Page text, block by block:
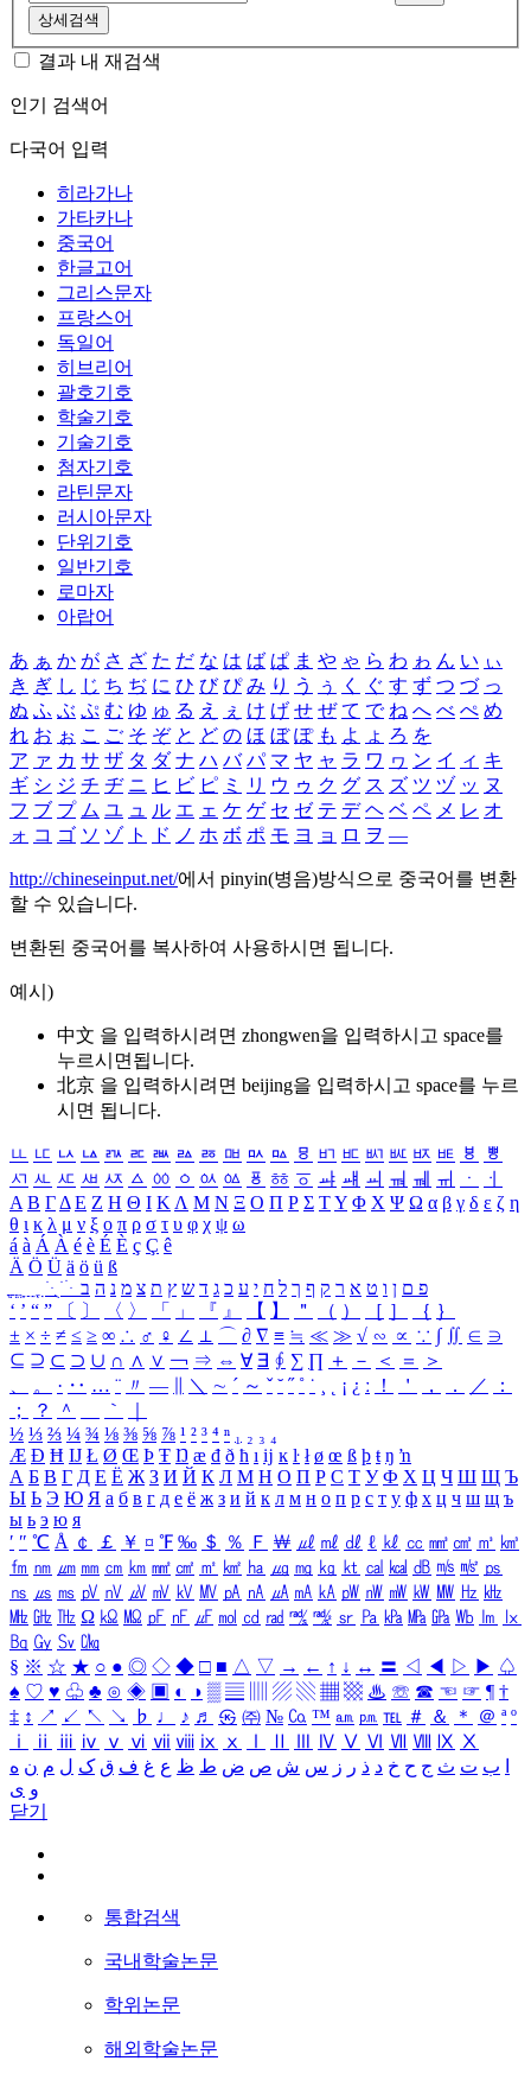
상세검색
결과 내 재검색
인기 검색어
다국어 입력
히라가나
가타카나
중국어
한글고어
그리스문자
프랑스어
독일어
히브리어
괄호기호
학술기호
기술기호
첨자기호
라틴문자
러시아문자
단위기호
일반기호
로마자
아랍어
あ ぁ か が さ ざ た だ な は ば ぱ ま や ゃ ら わ ゎ ん い ぃ
き ぎ し じ ち ぢ に ひ び ぴ み り う ぅ く ぐ す ず つ づ っ
ぬ ふ ぶ ぷ む ゆ ゅ る え ぇ け げ せ ぜ て で ね へ べ ぺ め
れ お ぉ こ ご そ ぞ と ど の ほ ぼ ぽ も よ ょ ろ を
ア ァ カ サ ザ タ ダ ナ ハ バ パ マ ヤ ャ ラ ワ ヮ ン イ ィ キ
ギ シ ジ チ ヂ ニ ヒ ビ ピ ミ リ ウ ゥ ク グ ス ズ ツ ヅ ッ ヌ
フ ブ プ ム ユ ュ ル エ ェ ケ ゲ セ ゼ テ デ ヘ ベ ペ メ レ オ
ォ コ ゴ ソ ゾ ト ド ノ ホ ボ ポ モ ヨ ョ ロ ヲ ―
http://chineseinput.net/에서 pinyin(병음)방식으로 중국어를 변환
할 수 있습니다.
변환된 중국어를 복사하여 사용하시면 됩니다.
예시)
中文 을 입력하시려면 zhongwen을 입력하시고 space를
누르시면됩니다.
北京 을 입력하시려면 beijing을 입력하시고 space를 누르
시면 됩니다.
ㅥ ㅦ ㅧ ㅨ ㅩ ㅪ ㅫ ㅬ ㅭ ㅮ ㅯ ㅰ ㅱ ㅲ ㅳ ㅴ ㅵ ㅶ ㅷ ㅸ
ㅹ
ㅺ ㅻ ㅼ ㅽ ㅾ ㅿ ㆀ ㆁ ㆂ ㆃ ㆄ ㆅ ㆆ ㆇ ㆈ ㆉ ㆊ ㆋ ㆌ ㆍ
ㆎ
Α Β ΓΔ Ε Ζ Η Θ Ι ΚΛ Μ Ν Ξ Ο Π Ρ Σ ΤΥ Φ Χ Ψ Ω α β γ δ ε ζ η
θ ι κ λ μ ν ξ ο π ρ σ τ υ φ χ ψ ω
á à Á À é è É È ç Ç ê
Ä Ö Ü ä ö ü ß
ִֶֹ ֻּ ׁׂ פ ם ן ו ט א ר ק ף ך ל ח י ע כ ג ד ש ץ ת צ מ נ ה ב
‘ ’ “ ” 〔 〕 〈 〉 「 」 『 』 【 】 ＂ （ ） ［ ］ ｛ ｝
± × ÷ ≠ ≤ ≥ ∞ ∴ ♂ ♀ ∠ ⊥ ⌒ ∂ ∇ ≡ ≒ ≪ ≫ √ ∽ ∝ ∵ ∫ ∬ ∈ ∋
⊆ ⊇ ⊂ ⊃ ∪ ∩ ∧ ∨ ￢ ⇒ ⇔ ∀ ∃ ∮ ∑ ∏ ＋ － ＜ ＝
＞
、
。 · ‥ … ¨ 〃 ― ＼ ∼ ´ ～ ˇ ˘ ˝ ˚ ˙ ¸ ¡ ¿ ː ！ ＇ ， ． ／
：
；
？ ＾ ｀
½ ⅓ ⅔ ¼ ¾ ⅛ ⅜ ⅝ ⅞ ¹ ² ³ ⁴ ⁿ ₁ ₂ ₃ ₄
Æ Ð Ħ Ĳ Ł Ø Œ Þ Ŧ Ŋ æ đ ð ħ ı ĳ ĸ ŀ ł ø œ ß þ ŧ ŋ ŉ
А Б В Г Д Е Ё Ж З И Й К Л М Н О П Р С Т У Ф Х Ц Ч Ш Щ Ъ
Ы Ь Э Ю Я а б в г д е ё ж з и й к л м н о п р с т у ф х ц ч ш щ ъ
ы ь э ю я
′ ″ ℃ Å ￠ ￡ ￥ ¤ ℉ ‰ ＄ ％ Ｆ ￦ ㎕ ㎖ ㎗ ℓ ㎘ ㏄ ㎣ ㎤ ㎥ ㎦
㎙ ㎚ ㎛ ㎜ ㎝ ㎞ ㎟ ㎠ ㎡ ㎢ ㏊ ㎍ ㎎ ㎏ ㏏ ㎈ ㎉ ㏈ ㎧ ㎨ ㎰
㎱ ㎲ ㎳ ㎴ ㎵ ㎶ ㎷ ㎸ ㎹ ㎀ ㎁ ㎂ ㎃ ㎄ ㎺ ㎻ ㎽ ㎾ ㎿ ㎐ ㎑
㎒ ㎓ ㎔ Ω ㏀ ㏁ ㎊ ㎋ ㎌ ㏖ ㏅ ㎭ ㎮ ㎯ ㏛ ㎩ ㎪ ㎫ ㎬ ㏝ ㏐
㏓
㏃ ㏉ ㏜ ㏆
§ ※ ☆ ★ ○ ● ◎ ◇ ◆ □ ■ △ ▽ → ← ↑ ↓ ↔ 〓 ◁ ◀ ▷ ▶ ♤
♠ ♡ ♥ ♧ ♣ ⊙ ◈ ▣ ◐ ◑ ▒ ▤ ▨ ▧ ▦ ▩ ♨ ☏ ☎ ☜ ☞ ¶ †
‡ ↕ ↗ ↙ ↖ ↘ ♭ ♩ ♪ ♬ ㉿ ㈜ № ㏇ ™ ㏂ ㏘ ℡ ＃ ＆ ＊ ＠ ª º
ⅰ
ⅱ ⅲ ⅳ ⅴ ⅵ ⅶ ⅷ ⅸ ⅹ Ⅳ Ⅴ Ⅵ Ⅶ Ⅷ Ⅸ Ⅹ
ب ت ث ج ح خ د ذ ر ز س ش ص ض ط ظ ع غ ف ق ک ل م ن ه
و ی
닫기
통합검색
국내학술논문
학위논문
해외학술논문